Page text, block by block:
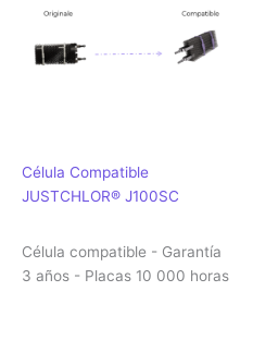
Célula Compatible
JUSTCHLOR® J100SC
Célula compatible - Garantía
3 años - Placas 10 000 horas